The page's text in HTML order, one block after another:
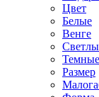
Цвет
Белые
Венге
Темные
Размер